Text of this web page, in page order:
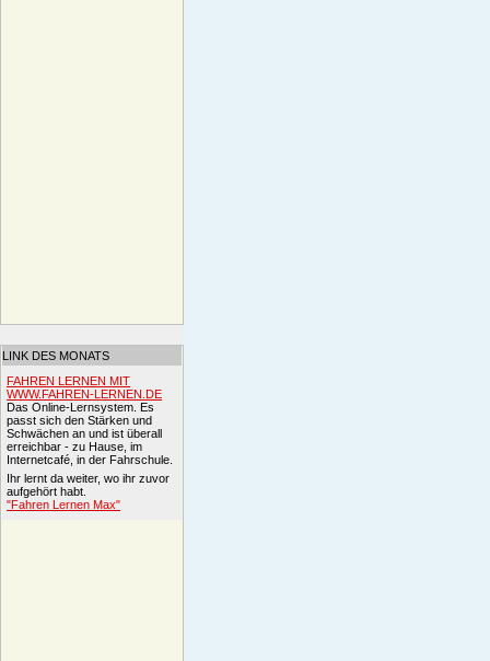
LINK DES MONATS
FAHREN LERNEN MIT
WWW.FAHREN-LERNEN.DE
Das Online-Lernsystem. Es
passt sich den Stärken und
Schwächen an und ist überall
erreichbar - zu Hause, im
Internetcafé, in der Fahrschule.
Ihr lernt da weiter, wo ihr zuvor
aufgehört habt.
"Fahren Lernen Max"